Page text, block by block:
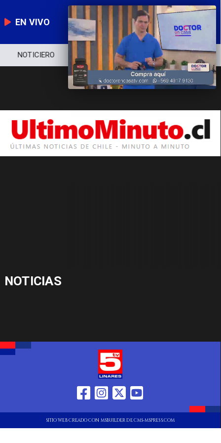
EN VIVO
NOTICIERO POLÍTICA ECONOMÍA
NOTICIAS
SITIO WEB CREADO CON MSBUILDER DE CMS-MSPRESS.COM